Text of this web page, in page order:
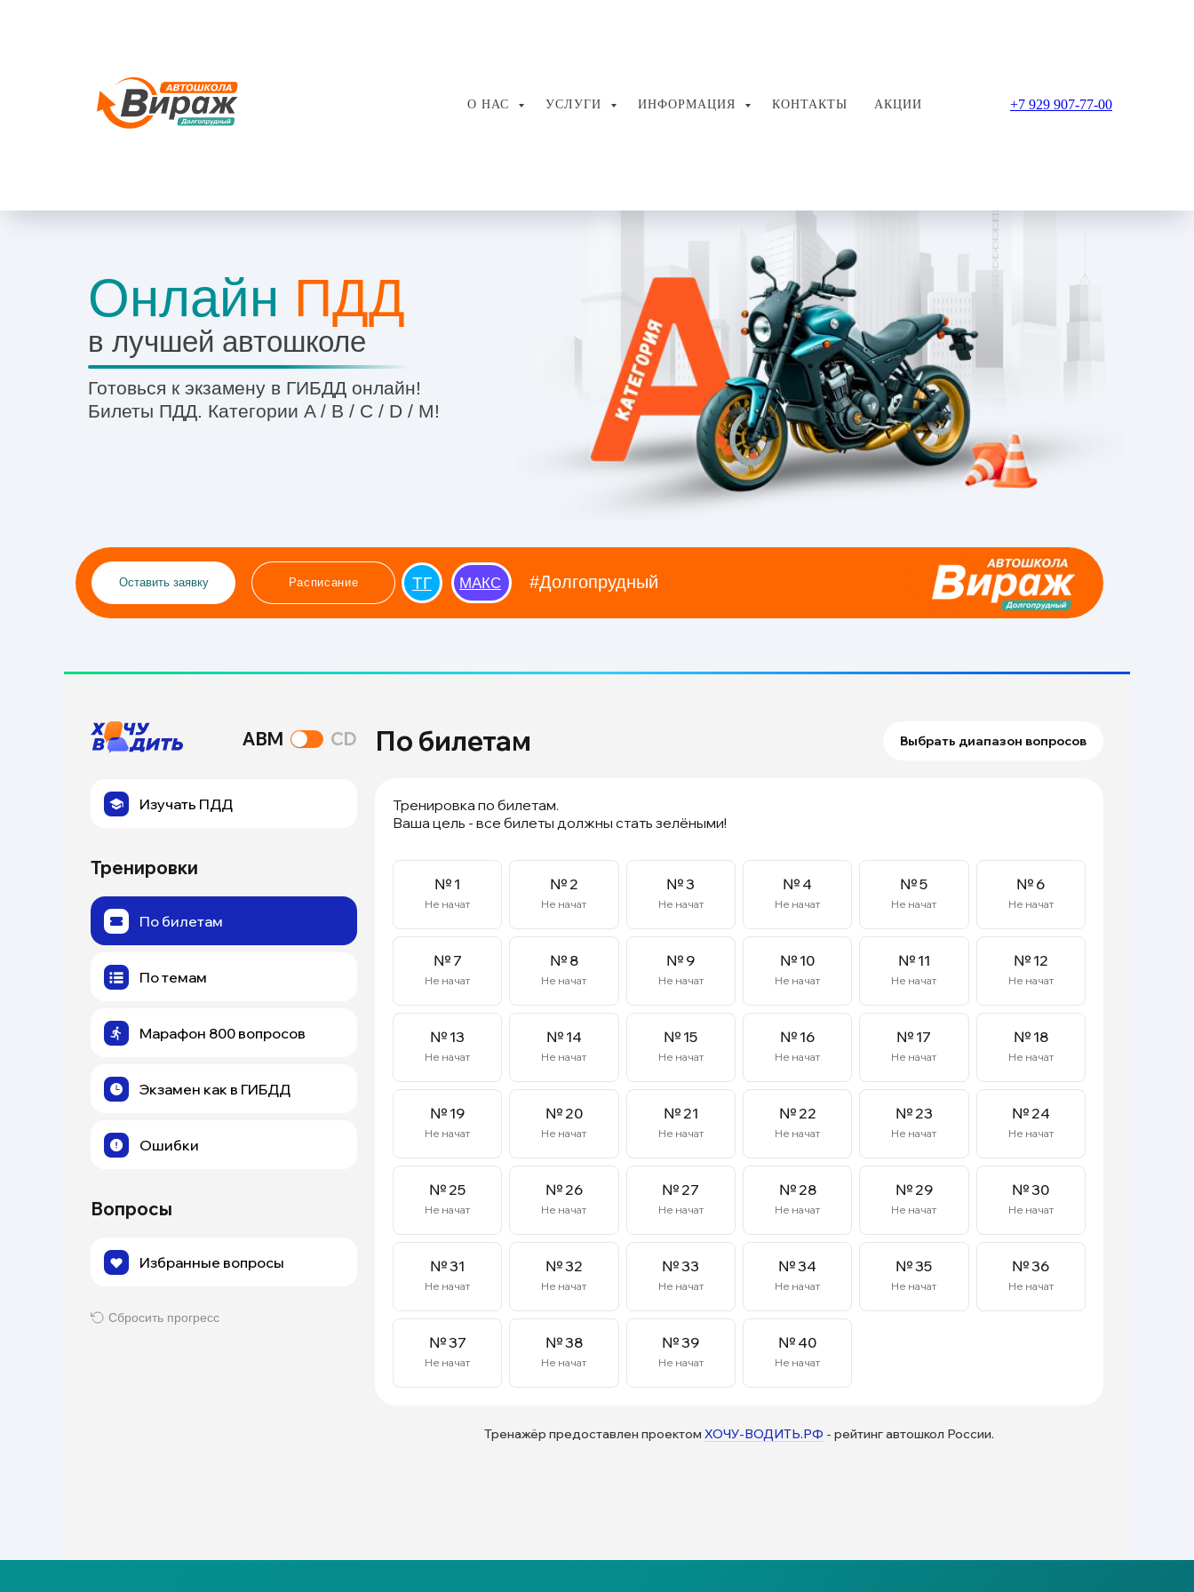
О НАС УСЛУГИ ИНФОРМАЦИЯ КОНТАКТЫ АКЦИИ +7 929 907-77-00
Готовься к экзамену в ГИБДД онлайн!
Билеты ПДД. Категории A / B / C / D / M!
Онлайн ПДД
в лучшей автошколе
#Долгопрудный
Расписание
Оставить заявку #Долгопрудный
Расписание ТГ МАКС